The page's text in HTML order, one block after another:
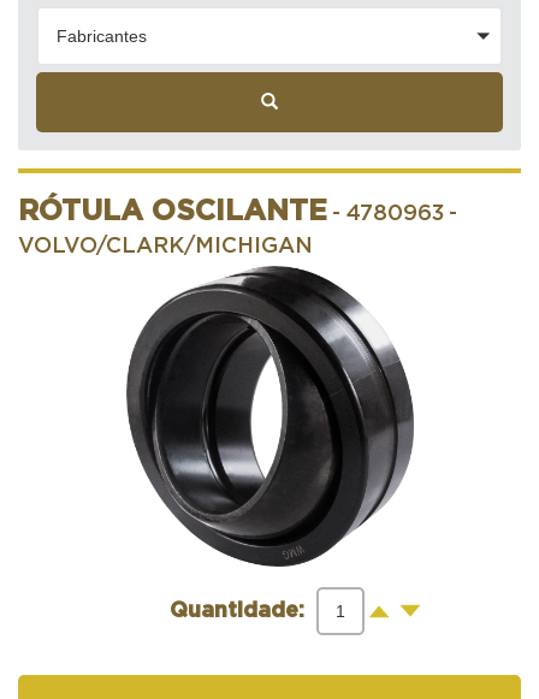
Fabricantes
RÓTULA OSCILANTE - 4780963 -
VOLVO/CLARK/MICHIGAN
Quantidade: + -